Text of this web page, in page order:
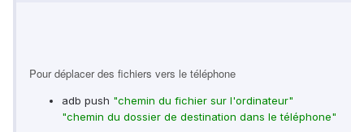
Pour déplacer des fichiers vers le téléphone
adb push "chemin du fichier sur l'ordinateur"
"chemin du dossier de destination dans le téléphone"